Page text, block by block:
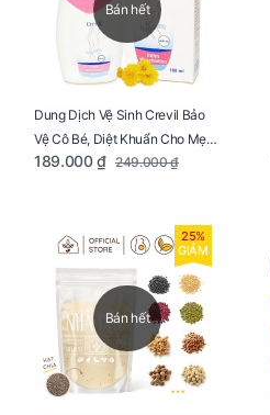
Bán hết
Dung Dịch Vệ Sinh Crevil Bảo
Vệ Cô Bé, Diệt Khuẩn Cho Mẹ
Bầu Chai 100ml
189.000 ₫ 249.000 ₫
Bán hết
25%
GIẢM